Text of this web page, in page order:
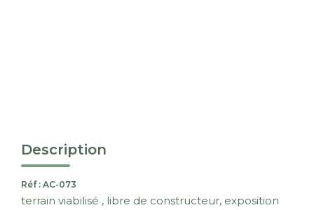
Description
Réf : AC-073
terrain viabilisé , libre de constructeur, exposition